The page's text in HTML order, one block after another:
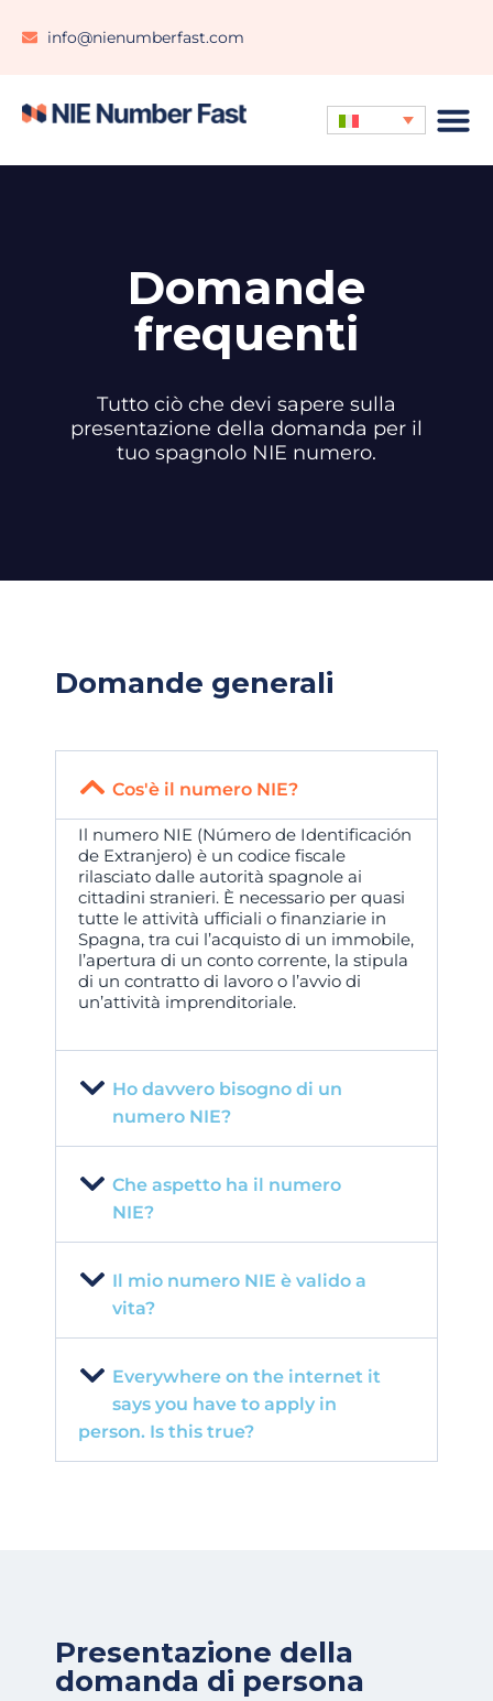
info@nienumberfast.com
Domande
frequenti
Tutto ciò che devi sapere sulla
presentazione della domanda per il
tuo spagnolo NIE numero.
Domande generali
Cos'è il numero NIE?
Il numero NIE (Número de Identificación
de Extranjero) è un codice fiscale
rilasciato dalle autorità spagnole ai
cittadini stranieri. È necessario per quasi
tutte le attività ufficiali o finanziarie in
Spagna, tra cui l’acquisto di un immobile,
l’apertura di un conto corrente, la stipula
di un contratto di lavoro o l’avvio di
un’attività imprenditoriale.
Ho davvero bisogno di un
numero NIE?
Che aspetto ha il numero
NIE?
Il mio numero NIE è valido a
vita?
Everywhere on the internet it
says you have to apply in
person. Is this true?
Presentazione della
domanda di persona